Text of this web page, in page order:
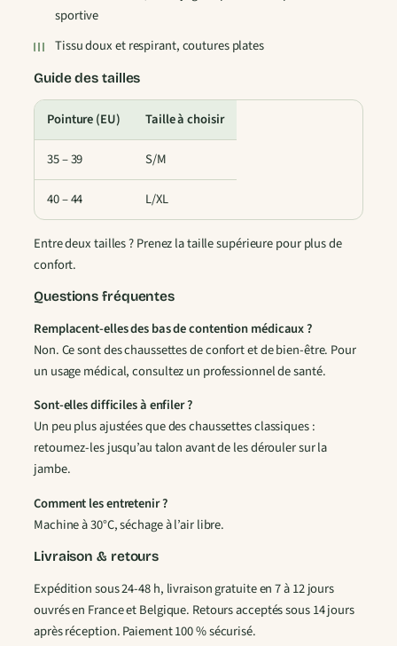
t
i
o
H
u
e
s
G
r
s
sportive
Tissu doux et respirant, coutures plates
Guide des tailles
Pointure (EU) Taille à choisir
35 – 39 S/M
40 – 44 L/XL
Entre deux tailles ? Prenez la taille supérieure pour plus de
confort.
Questions fréquentes
Remplacent-elles des bas de contention médicaux ?
Non. Ce sont des chaussettes de confort et de bien-être. Pour
un usage médical, consultez un professionnel de santé.
Sont-elles difficiles à enfiler ?
Un peu plus ajustées que des chaussettes classiques :
retournez-les jusqu’au talon avant de les dérouler sur la
jambe.
Comment les entretenir ?
Machine à 30°C, séchage à l’air libre.
Livraison & retours
Expédition sous 24-48 h, livraison gratuite en 7 à 12 jours
ouvrés en France et Belgique. Retours acceptés sous 14 jours
après réception. Paiement 100 % sécurisé.